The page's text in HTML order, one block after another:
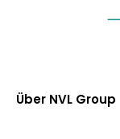
Über NVL Group